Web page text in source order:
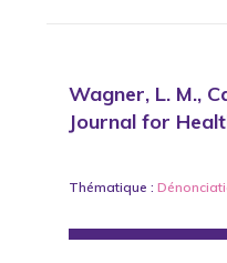
Wagner, L. M.,
Journal for
Thématique :